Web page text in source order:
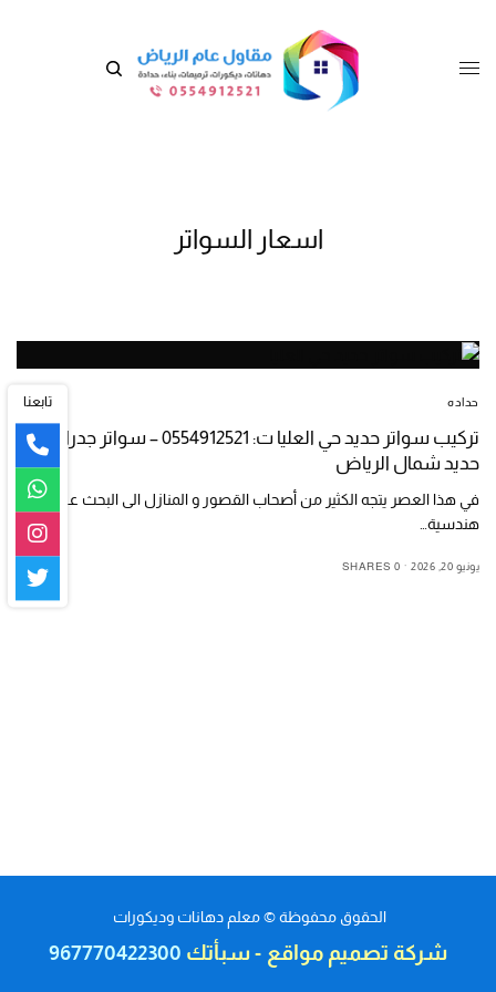
اسعار السواتر
حداده
تركيب سواتر حديد حي العليا ت: 0554912521 – سواتر جدران
حديد شمال الرياض
في هذا العصر يتجه الكثير من أصحاب القصور و المنازل الى البحث عن حلول
هندسية…
يونيو 20, 2026 0 SHARES
الحقوق محفوظة © معلم دهانات وديكورات
شركة تصميم مواقع -سبأتك 967770422300
تابعنا